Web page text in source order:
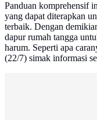
Panduan komprehensif
yang dapat diterapkan
terbaik. Dengan
dapur rumah tangga
harum. Seperti apa
(22/7) simak informasi